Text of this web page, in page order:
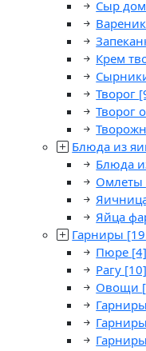
Сыр
Крем
Творог
Творог
Блюда из
Блюда
Омлеты
Яйца
Гарниры
Пюре [4]
Рагу [10]
Овощи